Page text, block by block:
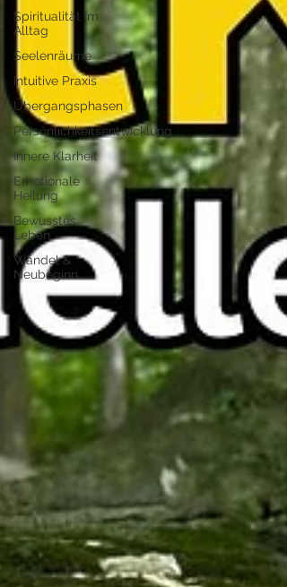
Spiritualität im
Alltag
Seelenräume
Intuitive Praxis
Übergangsphasen
Persönlichkeitsentwicklung
Innere Klarheit
Emotionale
Heilung
Bewusstes
Leben
Wandel &
Neubeginn